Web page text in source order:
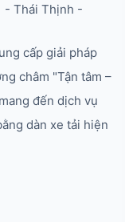
- Thái Thịnh -
cấp giải pháp
châm "Tận tâm –
đến dịch vụ
dàn xe tải hiện